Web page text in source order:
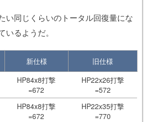
い同じくらいのトータル回復量にな
いるようだ。
新仕様 旧仕様
HP84x8打撃
=672
HP22x26打撃
=572
HP84x8打撃
=672
HP22x35打撃
=770